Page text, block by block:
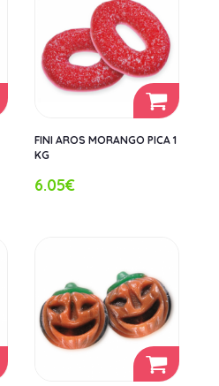
FINI AROS MORANGO PICA 1
KG
6.05€